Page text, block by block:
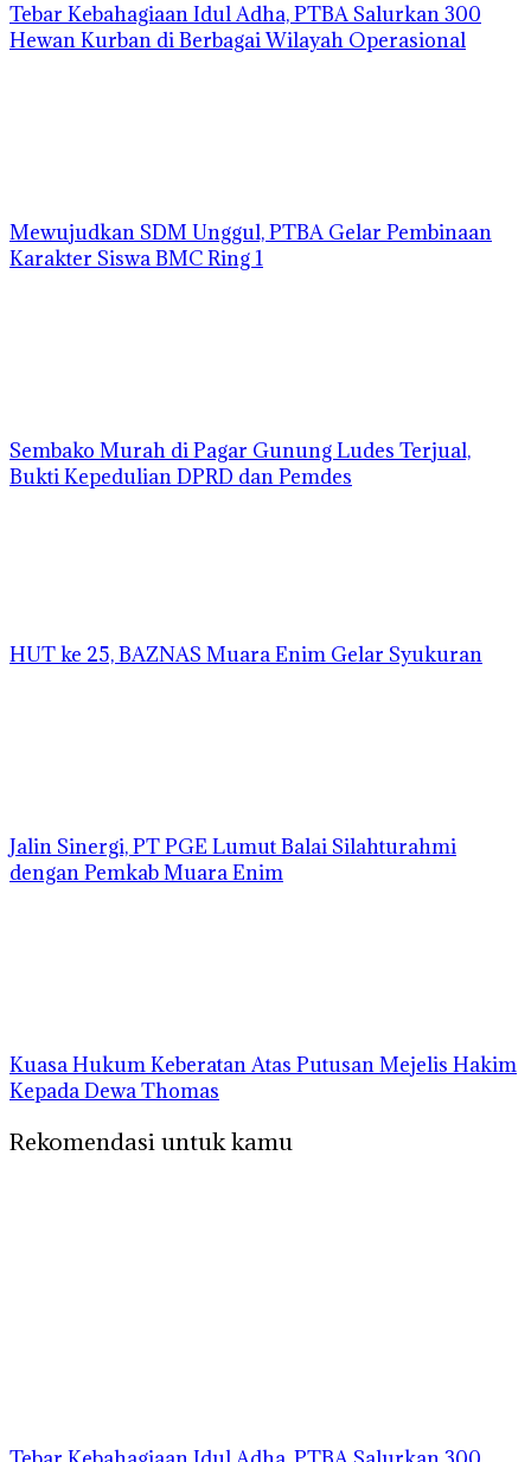
Tebar Kebahagiaan Idul Adha, PTBA Salurkan 300
Hewan Kurban di Berbagai Wilayah Operasional
Mewujudkan SDM Unggul, PTBA Gelar Pembinaan
Karakter Siswa BMC Ring 1
Sembako Murah di Pagar Gunung Ludes Terjual,
Bukti Kepedulian DPRD dan Pemdes
HUT ke 25, BAZNAS Muara Enim Gelar Syukuran
Jalin Sinergi, PT PGE Lumut Balai Silahturahmi
dengan Pemkab Muara Enim
Kuasa Hukum Keberatan Atas Putusan Mejelis Hakim
Kepada Dewa Thomas
Rekomendasi untuk kamu